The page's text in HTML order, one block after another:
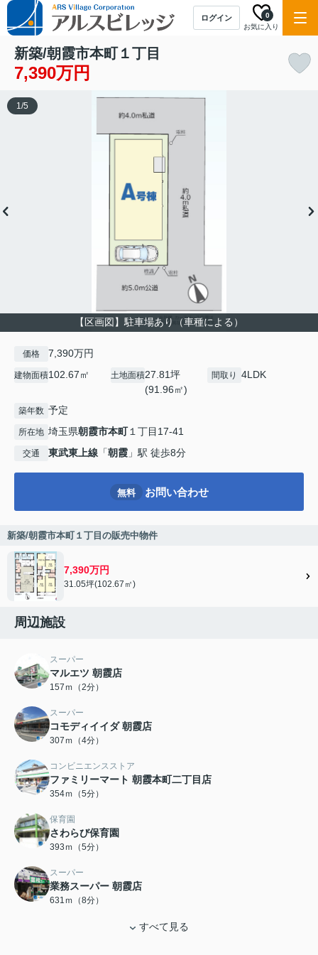
ログイン
お気に入り
0
新築/朝霞市本町１丁目
7,390万円
【区画図】駐車場あり（車種による）
1/5
価格 7,390万円
建物面積102.67㎡ 土地面積27.81坪
(91.96㎡)
間取り 4LDK
築年数 予定
所在地 埼玉県朝霞市本町１丁目17-41
交通 東武東上線 「朝霞 」駅 徒歩8分
無料 お問い合わせ
新築/朝霞市本町１丁目の販売中物件
7,390万円
31.05坪(102.67㎡)
周辺施設
スーパー
マルエツ 朝霞店
157ｍ（2分）
スーパー
コモディイイダ 朝霞店
307ｍ（4分）
コンビニエンスストア
ファミリーマート 朝霞本町二丁目店
354ｍ（5分）
保育園
さわらび保育園
393ｍ（5分）
スーパー
業務スーパー 朝霞店
631ｍ（8分）
すべて見る